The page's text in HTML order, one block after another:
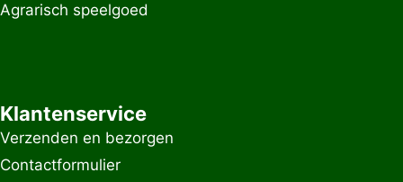
Agrarisch speelgoed
Klantenservice
Verzenden en bezorgen
Contactformulier